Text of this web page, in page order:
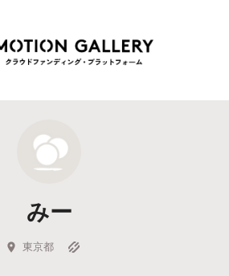
新着プロジェクト
Feature
キュレーターから探す
みー
東京都